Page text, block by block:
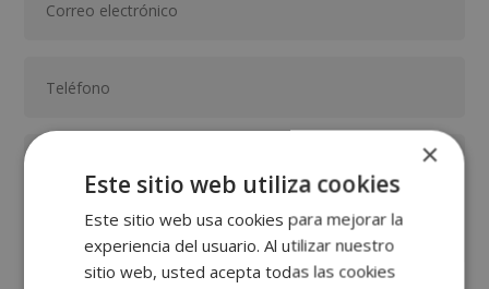
×
Este sitio web utiliza cookies
Este sitio web usa cookies para mejorar la
experiencia del usuario. Al utilizar nuestro
sitio web, usted acepta todas las cookies